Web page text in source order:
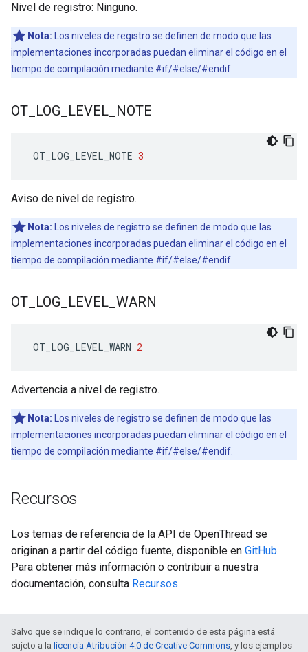
Nivel de registro: Ninguno.
Nota: Los niveles de registro se definen de modo que las
implementaciones incorporadas puedan eliminar el código en el
tiempo de compilación mediante #if/#else/#endif.
OT LOG LEVEL NOTE
OT_LOG_LEVEL_NOTE 3
Aviso de nivel de registro.
Nota: Los niveles de registro se definen de modo que las
implementaciones incorporadas puedan eliminar el código en el
tiempo de compilación mediante #if/#else/#endif.
OT LOG LEVEL WARN
OT_LOG_LEVEL_WARN 2
Advertencia a nivel de registro.
Nota: Los niveles de registro se definen de modo que las
implementaciones incorporadas puedan eliminar el código en el
tiempo de compilación mediante #if/#else/#endif.
Recursos
Los temas de referencia de la API de OpenThread se
originan a partir del código fuente, disponible en GitHub.
Para obtener más información o contribuir a nuestra
documentación, consulta Recursos.
Salvo que se indique lo contrario, el contenido de esta página está
sujeto a la licencia Atribución 4.0 de Creative Commons, y los ejemplos